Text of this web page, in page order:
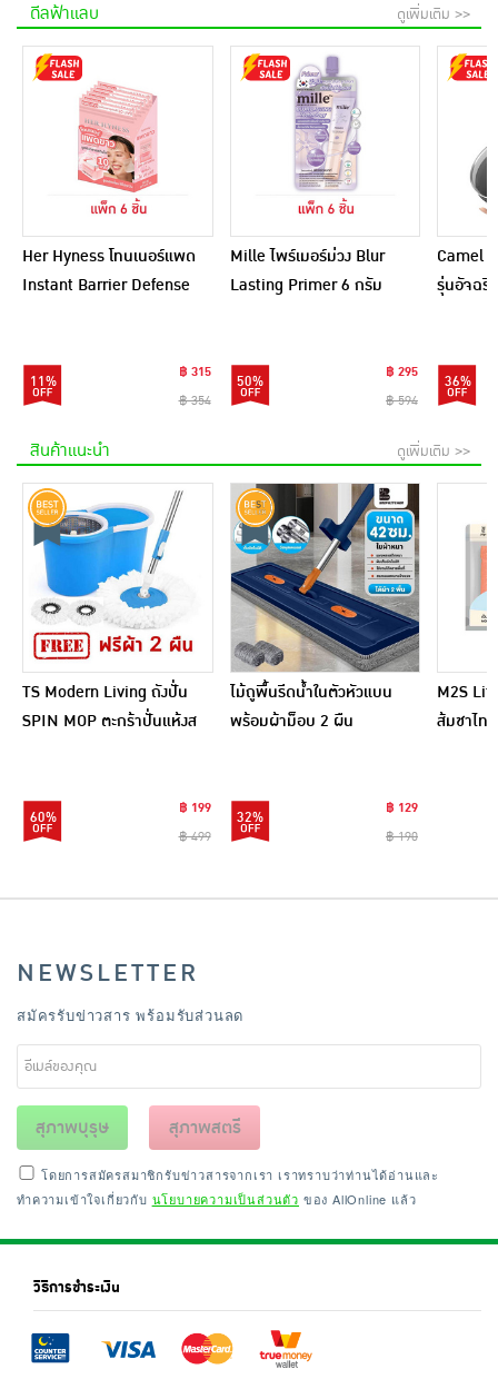
ดีลฟ้าแลบ ดูเพิ่มเติม >>
Her Hyness โทนเนอร์แพด
Instant Barrier Defense
11%
฿ 315
฿ 354
Mille ไพร์เมอร์ม่วง Blur
Lasting Primer 6 กรัม
50%
฿ 295
฿ 594
Camel
รุ่นอัจฉริ
36%
สินค้าแนะนำ ดูเพิ่มเติม >>
TS Modern Living ถังปั่น
SPIN MOP ตะกร้าปั่นแห้งส
60%
฿ 199
฿ 499
ไม้ถูพื้นรีดน้ำในตัวหัวแบน
พร้อมผ้าม็อบ 2 ผืน
32%
฿ 129
฿ 190
M2S
ส้มชาไท
NEWSLETTER
สมัครรับข่าวสาร พร้อมรับส่วนลด
สุภาพบุรุษ สุภาพสตรี
โดยการสมัครสมาชิกรับข่าวสารจากเรา เราทราบว่าท่านได้อ่านและ
ทำความเข้าใจเกี่ยวกับ นโยบายความเป็นส่วนตัว ของ AllOnline แล้ว
วิธีการชำระเงิน